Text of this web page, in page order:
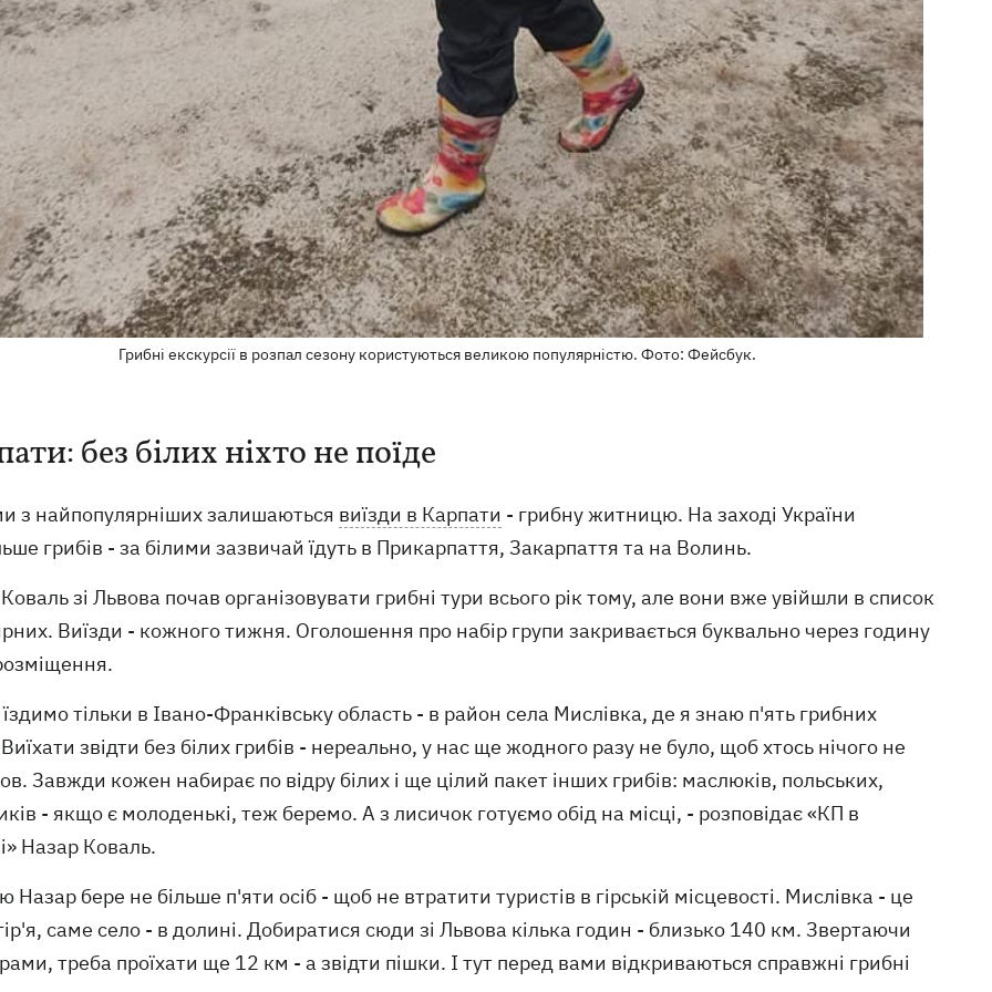
Грибні екскурсії в розпал сезону користуються великою популярністю. Фото: Фейсбук.
без білих ніхто не поїде
з найпопулярніших залишаються виїзди в Карпати - грибну житницю. На заході України
грибів - за білими зазвичай їдуть в Прикарпаття, Закарпаття та на Волинь.
зі Львова почав організовувати грибні тури всього рік тому, але вони вже увійшли в список
Виїзди - кожного тижня. Оголошення про набір групи закривається буквально через годину
тільки в Івано-Франківську область - в район села Мислівка, де я знаю п'ять грибних
звідти без білих грибів - нереально, у нас ще жодного разу не було, щоб хтось нічого не
Завжди кожен набирає по відру білих і ще цілий пакет інших грибів: маслюків, польських,
- якщо є молоденькі, теж беремо. А з лисичок готуємо обід на місці, - розповідає «КП в
Назар Коваль.
Назар бере не більше п'яти осіб - щоб не втратити туристів в гірській місцевості. Мислівка - це
саме село - в долині. Добиратися сюди зі Львова кілька годин - близько 140 км. Звертаючи
треба проїхати ще 12 км - а звідти пішки. І тут перед вами відкриваються справжні грибні